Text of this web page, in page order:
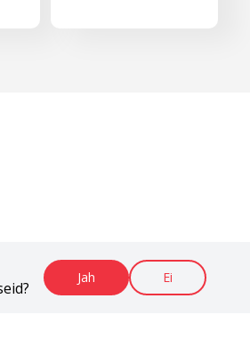
Jah Ei